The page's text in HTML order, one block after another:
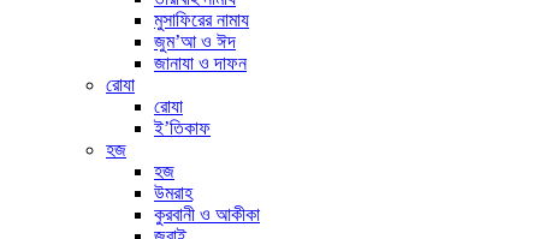
মুসাফিরের নামায
জুম’আ ও ঈদ
জানাযা ও দাফন
রোযা
রোযা
ই’তিকাফ
হজ
হজ
উমরাহ
কুরবানী ও আকীকা